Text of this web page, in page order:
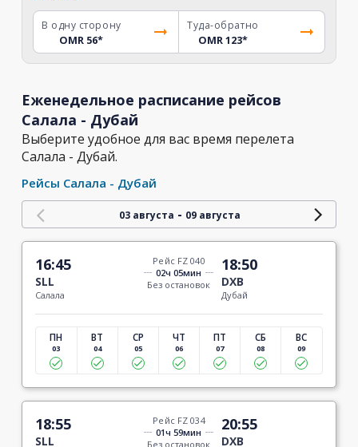
В одну сторону
OMR 56*
Туда-обратно
OMR 123*
Еженедельное расписание рейсов
Салала - Дубай
Выберите удобное для вас время перелета
Салала - Дубай.
Рейсы Салала - Дубай
03 августа - 09 августа
16:45
SLL
Салала
Рейс FZ 040
02ч 05мин
Без остановок
18:50
DXB
Дубай
ПН
03
ВТ
04
СР
05
ЧТ
06
ПТ
07
СБ
08
ВС
09
18:55
SLL
Рейс FZ 034
01ч 59мин
Без остановок
20:55
DXB